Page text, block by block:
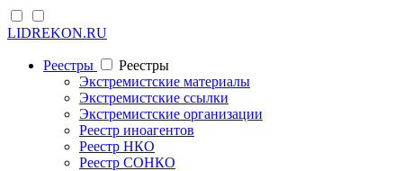
LIDREKON.RU
Реестры
Реестры
Экстремистские материалы
Экстремистские ссылки
Экстремистские организации
Реестр иноагентов
Реестр НКО
Реестр СОНКО